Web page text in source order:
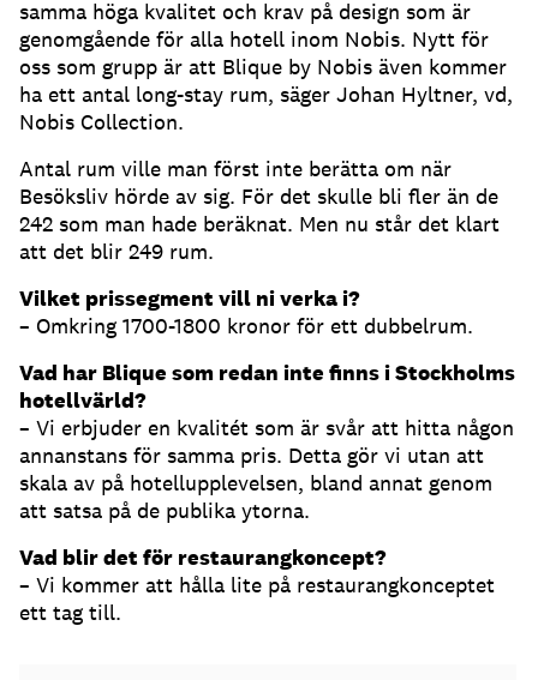
samma höga kvalitet och krav på design som är
genomgående för alla hotell inom Nobis. Nytt för
oss som grupp är att Blique by Nobis även kommer
ha ett antal long-stay rum, säger Johan Hyltner, vd,
Nobis Collection.
Antal rum ville man först inte berätta om när
Besöksliv hörde av sig. För det skulle bli fler än de
242 som man hade beräknat. Men nu står det klart
att det blir 249 rum.
Vilket prissegment vill ni verka i?
– Omkring 1700-1800 kronor för ett dubbelrum.
Vad har Blique som redan inte finns i Stockholms
hotellvärld?
– Vi erbjuder en kvalitét som är svår att hitta någon
annanstans för samma pris. Detta gör vi utan att
skala av på hotellupplevelsen, bland annat genom
att satsa på de publika ytorna.
Vad blir det för restaurangkoncept?
– Vi kommer att hålla lite på restaurangkonceptet
ett tag till.